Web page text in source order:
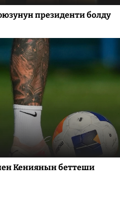
президенти болду
Кениянын беттеши